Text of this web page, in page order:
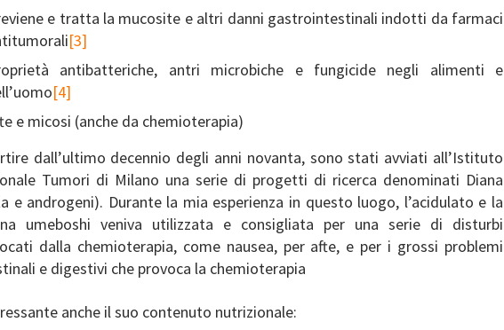
e tratta la mucosite e altri danni gastrointestinali indotti da farmaci
[3]
antibatteriche, antri microbiche e fungicide negli alimenti e
[4]
e micosi (anche da chemioterapia)
dall’ultimo decennio degli anni novanta, sono stati avviati all’Istituto
Tumori di Milano una serie di progetti di ricerca denominati Diana
e androgeni). Durante la mia esperienza in questo luogo, l’acidulato e la
umeboshi veniva utilizzata e consigliata per una serie di disturbi
dalla chemioterapia, come nausea, per afte, e per i grossi problemi
e digestivi che provoca la chemioterapia
anche il suo contenuto nutrizionale: